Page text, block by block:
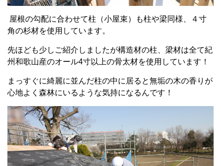
屋根の勾配に合わせて柱（小屋束）も柱や梁同様、４寸
角の杉材を使用しています。
先ほども少しご紹介しましたが構造材の柱、梁材は全て紀
州和歌山産のオール4寸以上の骨太材を使用しています！
まっすぐに綺麗に並んだ柱の中に居ると無垢の木の香りが
心地よく森林にいるような気持になるんです！